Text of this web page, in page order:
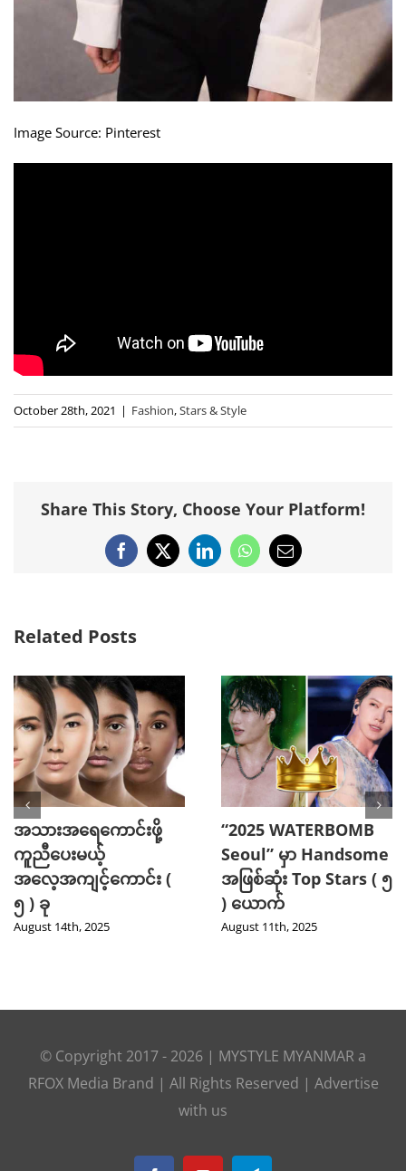
Image Source: Pinterest
October 28th, 2021 | Fashion,Stars & Style
Share This Story, Choose Your Platform!
Facebook
X LinkedInWhatsApp
Email
Related Posts
နူးညံ့တဲ့ဆံသားကို
ပိုင်ဆိုင်နိုင်စေမယ့် သဘာ
ဝနည်းလမ်း ( 6 ) ခု
July 16th, 2025
သင့်ရဲ့ ဖက်ရှင်ကို ပြည့်စုံ
ပြီး စတိုင်ကျစေဖို့
အခြေခံအချက်များ
July 14th, 2025
RFOX MediaBrand | All Rights Reserved |Advertise
with us
FacebookYouTubeTelegram